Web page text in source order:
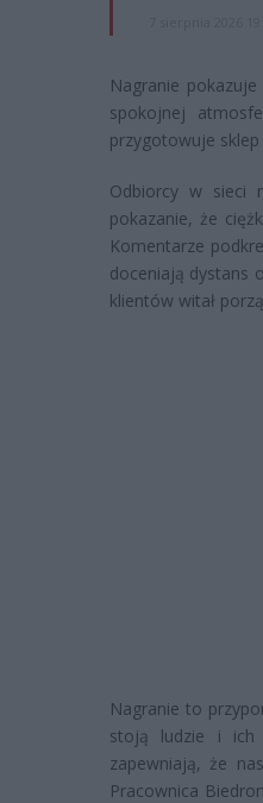
Nagranie
spokojnej
przygotowuje
Odbiorcy w sieci
pokazanie, że
Komentarze
doceniają dystans
klientów witał
Nagranie to
stoją ludzie i ich
zapewniają, że
Pracownica